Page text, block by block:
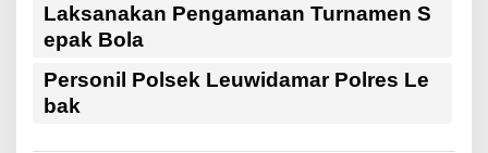
Laksanakan Pengamanan Turnamen S
epak Bola
Personil Polsek Leuwidamar Polres Le
bak